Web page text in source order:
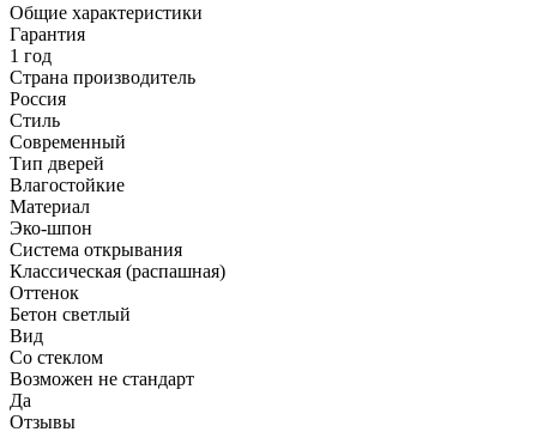
Общие характеристики
Гарантия
1 год
Страна производитель
Россия
Стиль
Современный
Тип дверей
Влагостойкие
Материал
Эко-шпон
Система открывания
Классическая (распашная)
Оттенок
Бетон светлый
Вид
Со стеклом
Возможен не стандарт
Да
Отзывы